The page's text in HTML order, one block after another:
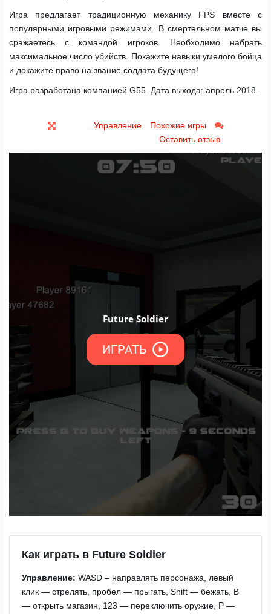
Игра предлагает традиционную механику FPS вместе с
популярными игровыми режимами. В смертельном матче вы
сражаетесь с командой игроков. Необходимо набрать
максимальное число убийств. Покажите навыки умелого бойца
и докажите право на звание солдата будущего!
Игра разработана компанией G55. Дата выхода: апрель 2018.
Управление
Похожие игры
Оставить отзыв
Как играть в Future Soldier
Управление: WASD – направлять персонажа, левый
клик — стрелять, пробел — прыгать, Shift — бежать, B
— открыть магазин, 123 — переключить оружие, P —